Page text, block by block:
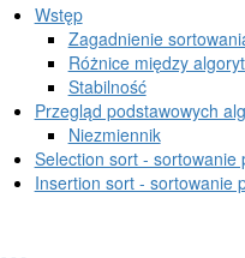
Wstęp
Zagadnienie
Różnice między
Stabilność
Przegląd podstawowych
Niezmiennik
Selection sort - sortowanie
Insertion sort - sortowanie